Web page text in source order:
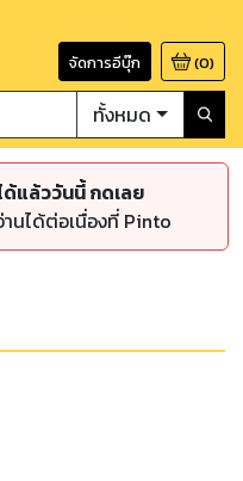
จัดการอีบุ๊ก (0)
ทั้งหมด
ด้แล้ววันนี้ กดเลย
นได้ต่อเนื่องที่ Pinto